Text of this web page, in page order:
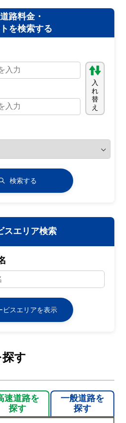
路料金・
を検索する
入
れ
替
え
検索する
スエリア検索
ビスエリアを表示
す
速道路を
探す
一般道路を
探す